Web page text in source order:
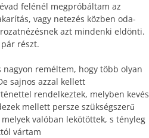
felénél megpróbáltam az
vagy netezés közben oda-
azt mindenki eldönti.
részt.
nagyon reméltem, hogy több olyan
sajnos azzal kellett
rendelkeztek, melyben kevés
mellett persze szükségszerű
valóban lekötöttek, s tényleg
vártam